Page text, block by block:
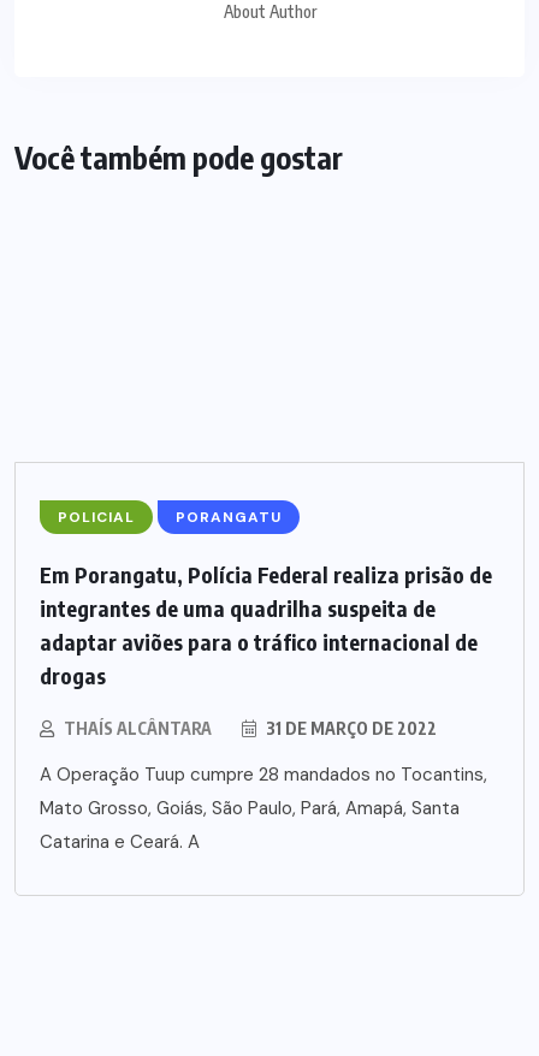
About Author
Você também pode gostar
POLICIAL PORANGATU
Em Porangatu, Polícia Federal realiza prisão de
integrantes de uma quadrilha suspeita de
adaptar aviões para o tráfico internacional de
drogas
THAÍS ALCÂNTARA 31 DE MARÇO DE 2022
A Operação Tuup cumpre 28 mandados no Tocantins,
Mato Grosso, Goiás, São Paulo, Pará, Amapá, Santa
Catarina e Ceará. A